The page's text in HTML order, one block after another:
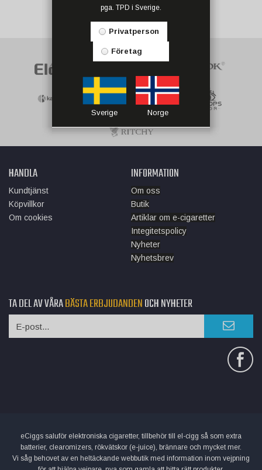
HANDLA
Kundtjänst
Köpvillkor
Om cookies
INFORMATION
Om oss
Butik
Artiklar om e-cigaretter
Integitetspolicy
Nyheter
Nyhetsbrev
TA DEL AV VÅRABÄSTA ERBJUDANDENOCH NYHETER
eCiggs saluför elektroniska cigaretter, tillbehör till el-cigg så som extra
batterier, clearomizers, rökvätskor (e-juice), brännare och mycket mer.
Vi såg behovet av en heltäckande webbutik med information inom vejpning
pga. TPD i Sverige.
Privatperson
Företag
Sverige Norge